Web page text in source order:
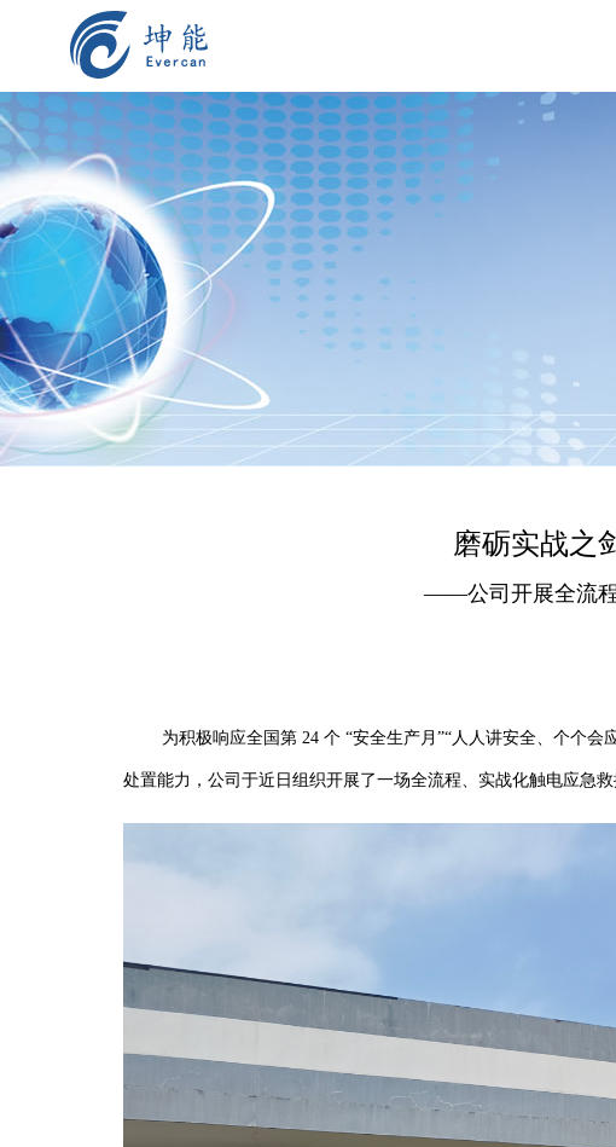
磨砺实战之
——公司开展全流
为积极响应全国第 24 个 “安全生产月”“人人讲安全、个个会
处置能力，公司于近日组织开展了一场全流程、实战化触电应急救